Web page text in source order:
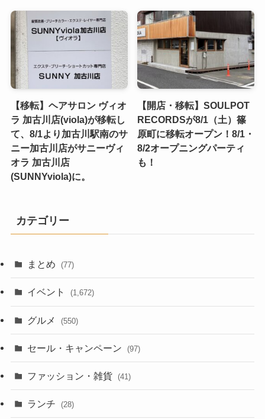
【移転】ヘアサロン ヴィオ
ラ 加古川店(viola)が移転し
て、8/1より加古川駅南のサ
ニー加古川店がサニーヴィ
オラ 加古川店
(SUNNYviola)に。
【開店・移転】SOULPOT
RECORDSが8/1（土）篠
原町に移転オープン！8/1・
8/2オープニングパーティ
も！
カテゴリー
まとめ (77)
イベント (1,672)
グルメ (550)
セール・キャンペーン (97)
ファッション・雑貨 (41)
ランチ (28)